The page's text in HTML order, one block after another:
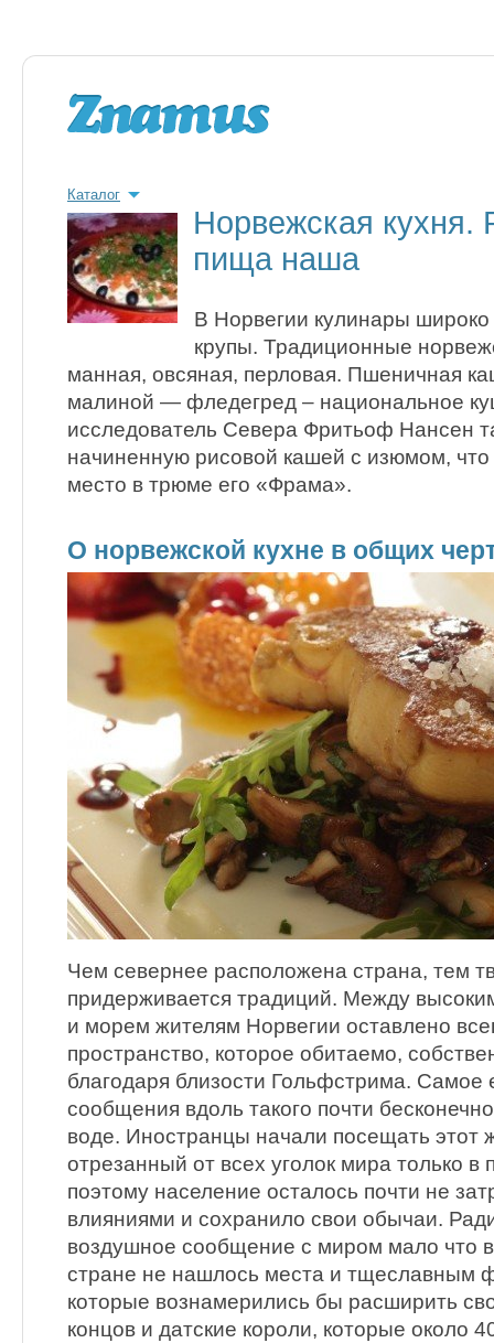
Каталог
Норвежская
пища наша
В Норвегии кулинары
крупы. Традиционные
манная, овсяная, перловая. Пшеничная
малиной — фледегред – национальное
исследователь Севера Фритьоф Нансен
начиненную рисовой кашей с изюмом,
место в трюме его «Фрама».
О норвежской кухне в общих
Чем севернее расположена страна, тем
придерживается традиций. Между
и морем жителям Норвегии оставлено
пространство, которое обитаемо,
благодаря близости Гольфстрима. Самое
сообщения вдоль такого почти
воде. Иностранцы начали посещать этот
отрезанный от всех уголок мира только в
поэтому население осталось почти не
влияниями и сохранило свои обычаи.
воздушное сообщение с миром мало что
стране не нашлось места и тщеславным
которые вознамерились бы расширить
концов и датские короли, которые около